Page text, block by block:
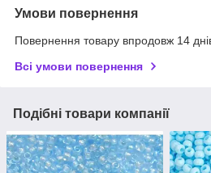
Умови повернення
Повернення товару впродовж 14
Всі умови повернення
Подібні товари компанії